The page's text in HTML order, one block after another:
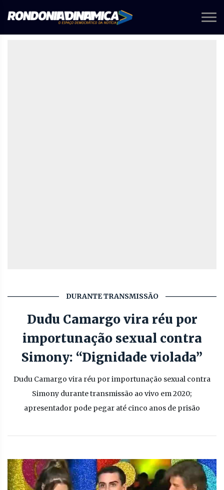
DURANTE TRANSMISSÃO
Dudu Camargo vira réu por
importunação sexual contra
Simony: “Dignidade violada”
Dudu Camargo vira réu por importunação sexual contra
Simony durante transmissão ao vivo em 2020;
apresentador pode pegar até cinco anos de prisão